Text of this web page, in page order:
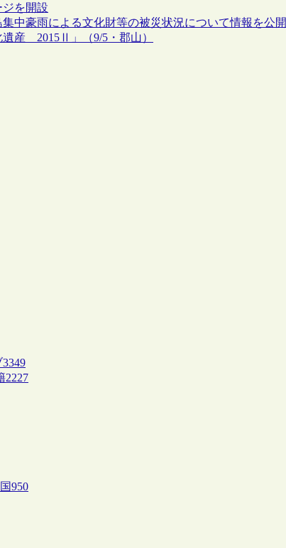
を開設
中豪雨による文化財等の被災状況について情報を公開
遺産 2015Ⅱ」（9/5・郡山）
3349
2227
950